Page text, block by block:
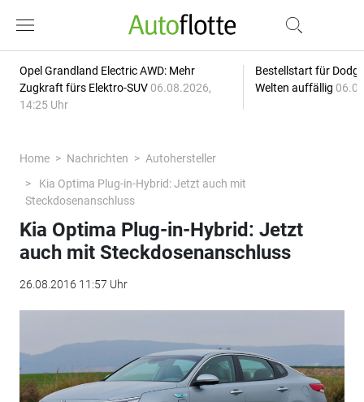
Opel Grandland Electric AWD: Mehr
Zugkraft fürs Elektro-SUV 06.08.2026,
14:25 Uhr
Bestellstart für
Welten auffällig
Home Nachrichten
Autohersteller
Kia Optima Plug-in-Hybrid: Jetzt auch mit
Steckdosenanschluss
Kia Optima Plug-in-Hybrid: Jetzt
auch mit Steckdosenanschluss
26.08.2016 11:57 Uhr